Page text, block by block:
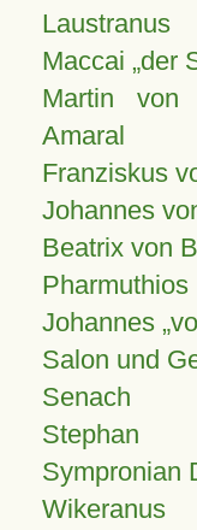
Laustranus
Maccai „der
Martin von
Amaral
Franziskus
Johannes
Beatrix von
Pharmuthios
Johannes
Salon und
Senach
Stephan
Sympronian
Wikeranus